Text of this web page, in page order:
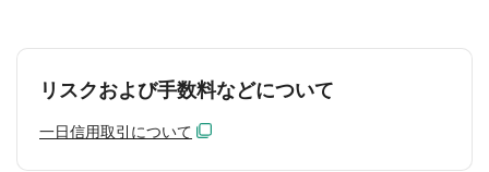
リスクおよび手数料などについて
一日信用取引について